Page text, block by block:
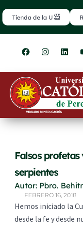
al
contenido
Tienda de la U
F
a
e
b
o
o
k
I
n
t
g
r
m
L
i
k
e
d
i
n
Falsos
serpientes
Autor: Pbro.
FEBRERO 16, 2018
Hemos iniciado la
desde la fe y desde